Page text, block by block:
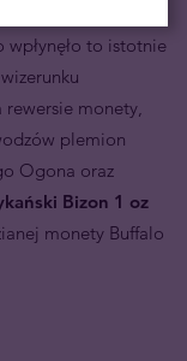
wpłynęło to istotnie
monety,
plemion
Ogona oraz
Bizon 1 oz
monety Buffalo